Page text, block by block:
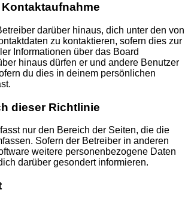
darüber hinaus, dich unter den von
zu kontaktieren, sofern dies zur
Informationen über das Board
hinaus dürfen er und andere Benutzer
du dies in deinem persönlichen
dieser Richtlinie
nur den Bereich der Seiten, die die
Sofern der Betreiber in anderen
weitere personenbezogene Daten
darüber gesondert informieren.